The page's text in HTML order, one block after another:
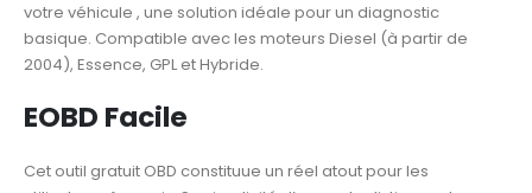
votre véhicule , une solution idéale pour un diagnostic
basique. Compatible avec les moteurs Diesel (à partir de
2004), Essence, GPL et Hybride.
EOBD Facile
Cet outil gratuit OBD constituue un réel atout pour les